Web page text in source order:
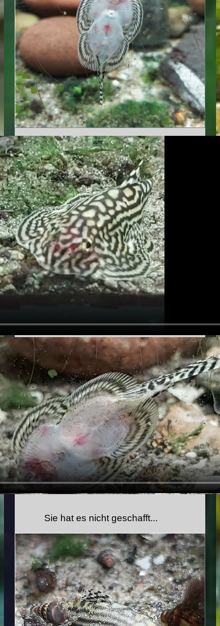
Sie hat es nicht geschafft...